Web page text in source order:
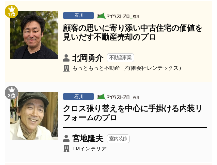
1位 石川
顧客の思いに寄り添い中古住宅の価値を
見いだす不動産売却のプロ
北岡勇介 不動産事業
もっともっと不動産（有限会社レンテックス）
2位 石川
クロス張り替えを中心に手掛ける内装リ
フォームのプロ
宮地隆夫 室内装飾
TMインテリア